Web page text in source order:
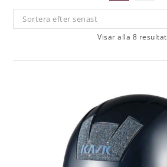
Sortera efter senast
Visar alla 8 resultat